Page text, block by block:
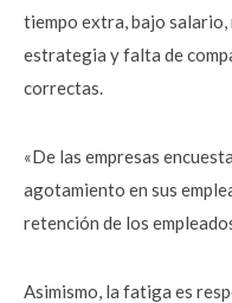
tiempo extra, bajo
estrategia y falta de
correctas.
«De las empresas
agotamiento en sus
retención de los
Asimismo, la fatiga es